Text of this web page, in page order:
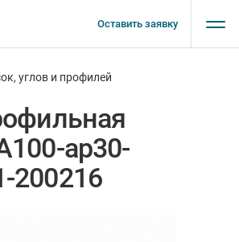
Оставить заявку
углов и профилей
ap30-
200216